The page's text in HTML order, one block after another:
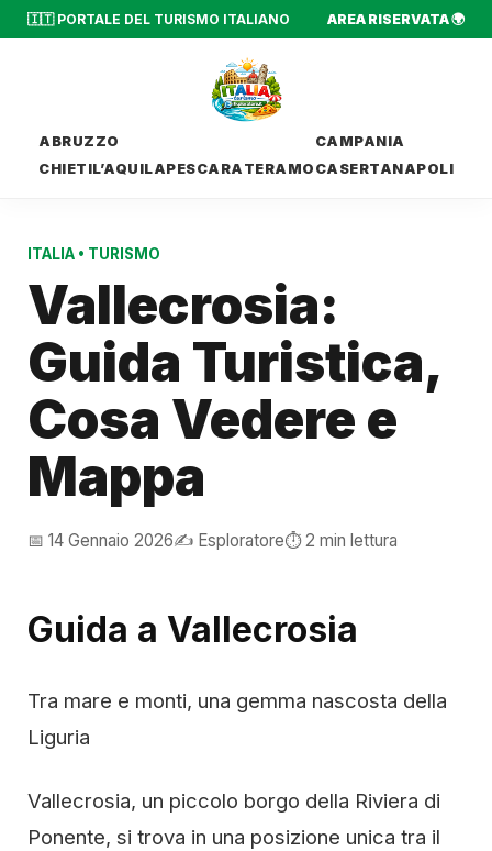
🇮🇹 PORTALE DEL TURISMO ITALIANO AREA RISERVATA 🌍
ABRUZZO
CHIETIL’AQUILAPESCARA TERAMO
CAMPANIA
CASERTANAPOLI
ITALIA • TURISMO
Vallecrosia:
Guida Turistica,
Cosa Vedere e
Mappa
📅 14 Gennaio 2026✍️ Esploratore⏱️ 2 min lettura
Guida a Vallecrosia
Tra mare e monti, una gemma nascosta della
Liguria
Vallecrosia, un piccolo borgo della Riviera di
Ponente, si trova in una posizione unica tra il